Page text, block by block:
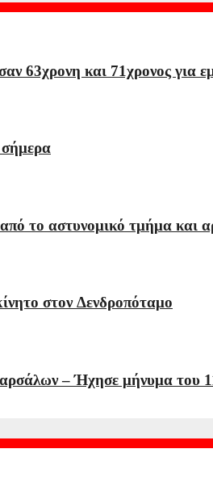
63χρονη και 71χρονος για
το αστυνομικό τμήμα και
στον Δενδροπόταμο
– Ήχησε μήνυμα του